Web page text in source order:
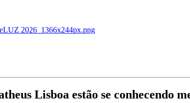
Lisboa estão se conhecendo